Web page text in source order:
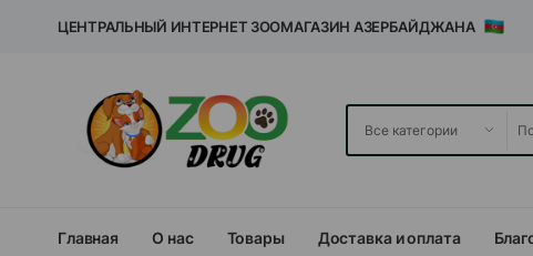
ЦЕНТРАЛЬНЫЙ ИНТЕРНЕТ ЗООМАГАЗИН АЗЕРБАЙДЖАНА
Главная О нас Товары Доставка и оплата